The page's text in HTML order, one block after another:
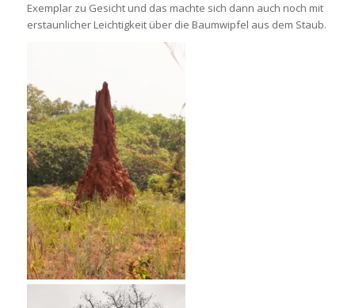
Exemplar zu Gesicht und das machte sich dann auch noch mit
erstaunlicher Leichtigkeit über die Baumwipfel aus dem Staub.